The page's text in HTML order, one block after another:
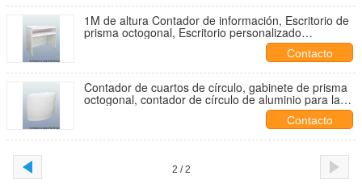
1M de altura Contador de información, Escritorio de
prisma octogonal, Escritorio personalizado
especialmente para el evento de exhibición / stand
Contacto
Contador de cuartos de círculo, gabinete de prisma
octogonal, contador de círculo de aluminio para la
Contacto
2 / 2